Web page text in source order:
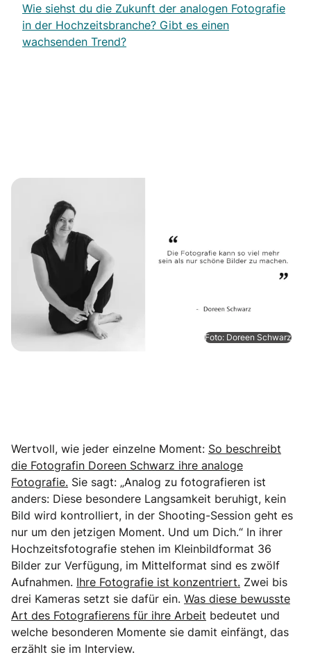
Wie siehst du die Zukunft der analogen Fotografie
in der Hochzeitsbranche? Gibt es einen
wachsenden Trend?
Foto: Doreen Schwarz
Wertvoll, wie jeder einzelne Moment: So beschreibt
die Fotografin Doreen Schwarz ihre analoge
Fotografie. Sie sagt: „Analog zu fotografieren ist
anders: Diese besondere Langsamkeit beruhigt, kein
Bild wird kontrolliert, in der Shooting-Session geht es
nur um den jetzigen Moment. Und um Dich.“ In ihrer
Hochzeitsfotografie stehen im Kleinbildformat 36
Bilder zur Verfügung, im Mittelformat sind es zwölf
Aufnahmen. Ihre Fotografie ist konzentriert. Zwei bis
drei Kameras setzt sie dafür ein. Was diese bewusste
Art des Fotografierens für ihre Arbeit bedeutet und
welche besonderen Momente sie damit einfängt, das
erzählt sie im Interview.